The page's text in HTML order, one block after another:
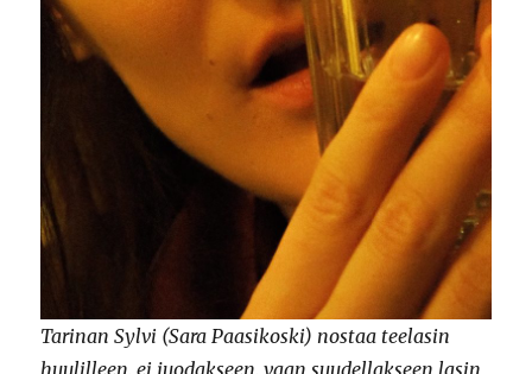
Tarinan Sylvi (Sara Paasikoski) nostaa teelasin
huulilleen, ei juodakseen, vaan suudellakseen lasin